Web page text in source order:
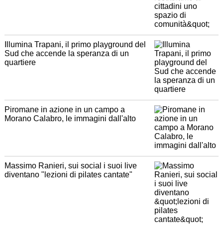
Illumina Trapani, il primo playground del
Sud che accende la speranza di un
quartiere
Piromane in azione in un campo a
Morano Calabro, le immagini dall'alto
Massimo Ranieri, sui social i suoi live
diventano "lezioni di pilates cantate"